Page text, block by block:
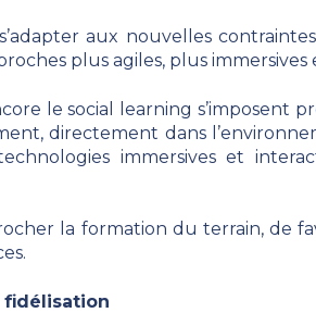
aux nouvelles
plus agiles, plus
le social learning s’imposent
directement dans
immersives et
la formation du terrain, de
fidélisation